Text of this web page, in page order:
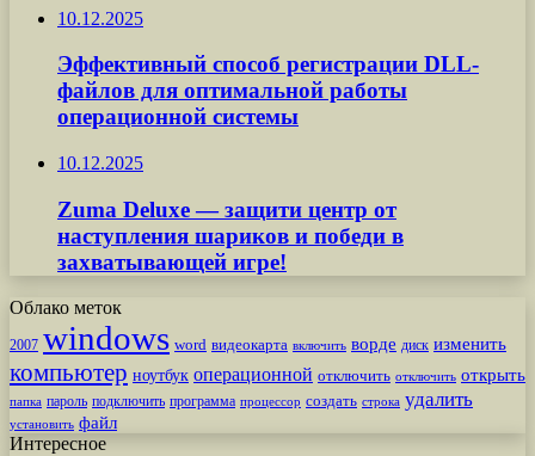
10.12.2025
Эффективный способ регистрации DLL-
файлов для оптимальной работы
операционной системы
10.12.2025
Zuma Deluxe — защити центр от
наступления шариков и победи в
захватывающей игре!
Облако меток
2007 windows word видеокарта включить ворде диск изменить
компьютер ноутбук операционной отключить отключить открыть
папка пароль подключить программа процессор создать строка удалить
установить файл
Интересное